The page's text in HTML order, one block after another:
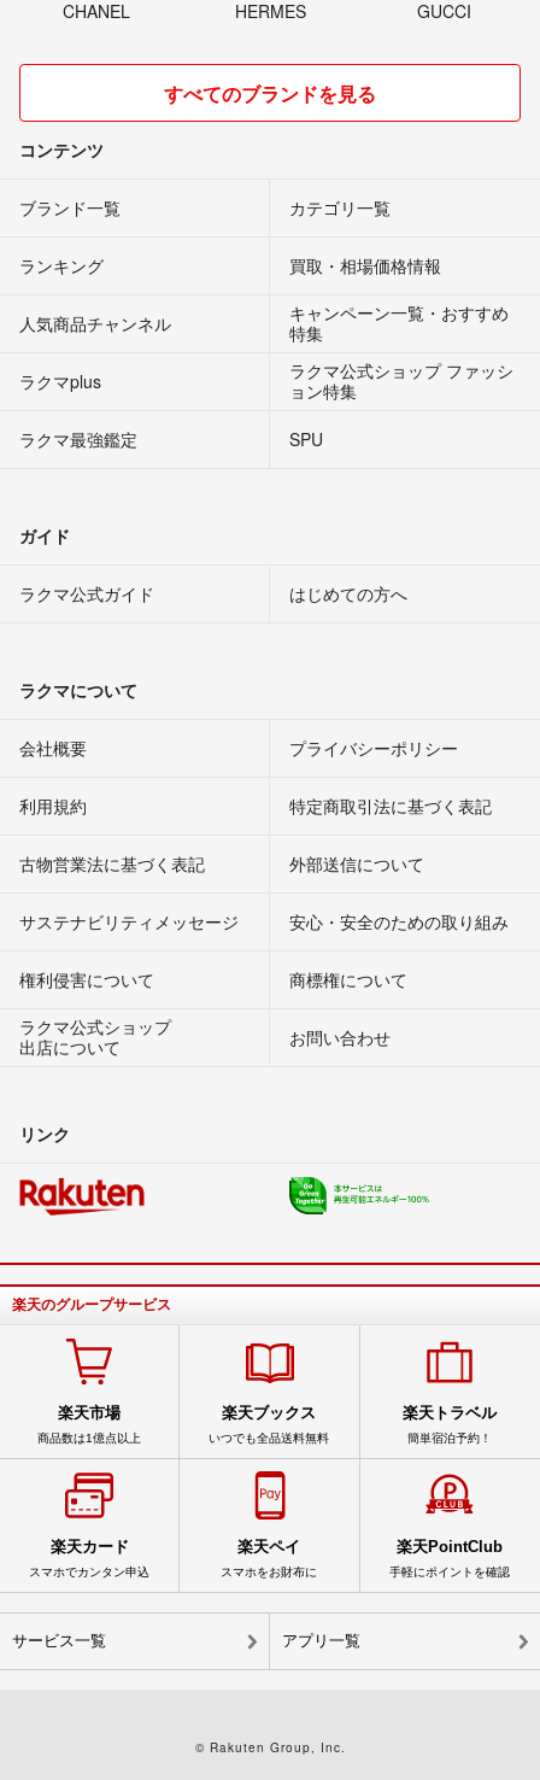
CHANEL HERMES GUCCI
すべてのブランドを見る
コンテンツ
ブランド一覧 カテゴリ一覧
ランキング 買取・相場価格情報
人気商品チャンネル
キャンペーン一覧・おすすめ
特集
ラクマplus
ラクマ公式ショップ ファッシ
ョン特集
ラクマ最強鑑定
SPU
ガイド
ラクマ公式ガイド はじめての方へ
ラクマについて
会社概要 プライバシーポリシー
利用規約 特定商取引法に基づく表記
古物営業法に基づく表記 外部送信について
サステナビリティメッセージ 安心・安全のための取り組み
権利侵害について
商標権について
ラクマ公式ショップ
出店について
お問い合わせ
リンク
楽天のグループサービス
楽天市場
商品数は1億点以上
楽天ブックス
いつでも全品送料無料
楽天トラベル
簡単宿泊予約！
楽天カード
スマホでカンタン申込
楽天ペイ
スマホをお財布に
楽天PointClub
手軽にポイントを確認
サービス一覧 アプリ一覧
© Rakuten Group, Inc.